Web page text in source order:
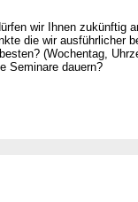
wir Ihnen zukünftig
die wir ausführlicher
(Wochentag,
Seminare dauern?